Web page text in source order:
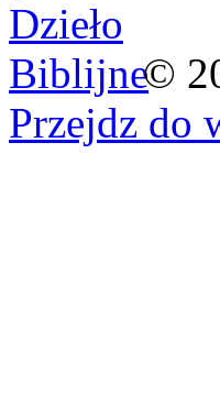
©
Przejdz do